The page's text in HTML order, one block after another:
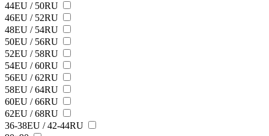
44EU / 50RU
46EU / 52RU
48EU / 54RU
50EU / 56RU
52EU / 58RU
54EU / 60RU
56EU / 62RU
58EU / 64RU
60EU / 66RU
62EU / 68RU
36-38EU / 42-44RU